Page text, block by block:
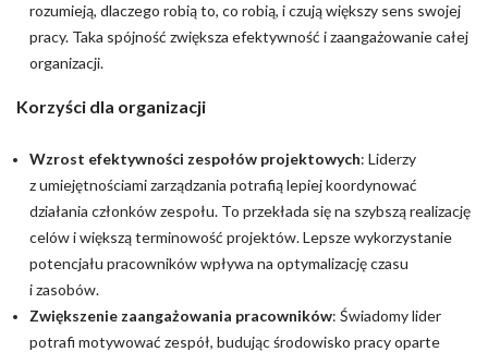
rozumieją, dlaczego robią to, co robią, i czują większy sens swojej
pracy. Taka spójność zwiększa efektywność i zaangażowanie całej
organizacji.
Korzyści dla organizacji
Wzrost efektywności zespołów projektowych: Liderzy
z umiejętnościami zarządzania potrafią lepiej koordynować
działania członków zespołu. To przekłada się na szybszą realizację
celów i większą terminowość projektów. Lepsze wykorzystanie
potencjału pracowników wpływa na optymalizację czasu
i zasobów.
Zwiększenie zaangażowania pracowników: Świadomy lider
potrafi motywować zespół, budując środowisko pracy oparte